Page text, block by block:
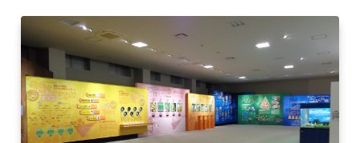
グルメ 旅の予約
アクセス